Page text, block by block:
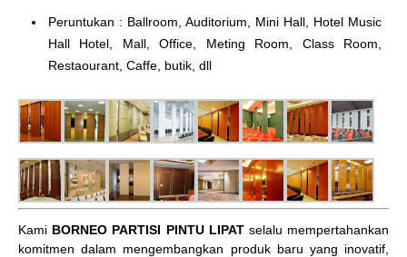
Peruntukan : Ballroom, Auditorium, Mini Hall, Hotel Music
Hall Hotel, Mall, Office, Meting Room, Class Room,
Restaourant, Caffe, butik, dll
Kami BORNEO PARTISI PINTU LIPATselalu mempertahankan
komitmen dalam mengembangkan produk baru yang inovatif,